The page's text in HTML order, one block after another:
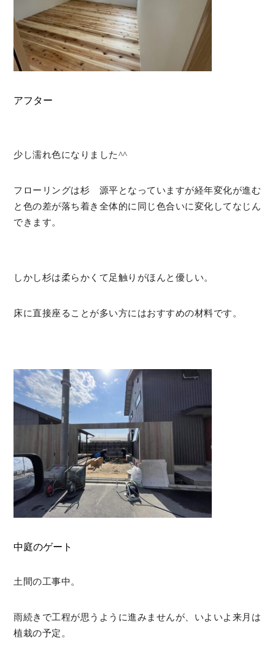
アフター
少し濡れ色になりました^^
フローリングは杉 源平となっていますが経年変化が進む
と色の差が落ち着き全体的に同じ色合いに変化してなじん
できます。
しかし杉は柔らかくて足触りがほんと優しい。
床に直接座ることが多い方にはおすすめの材料です。
中庭のゲート
土間の工事中。
雨続きで工程が思うように進みませんが、いよいよ来月は
植栽の予定。